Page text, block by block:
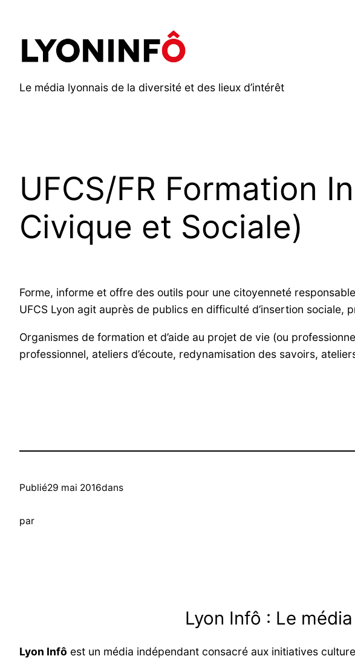
contenu
Le média lyonnais de la diversité et des lieux d’intérêt
UFCS/FR Formation
Civique et Sociale)
Forme, informe et offre des outils pour une citoyenneté
UFCS Lyon agit auprès de publics en difficulté d’insertion sociale,
Organismes de formation et d’aide au projet de vie (ou
professionnel, ateliers d’écoute, redynamisation des savoirs,
Publié29 mai 2016dans
par
Lyon Infô : Le
Lyon Infô est un média indépendant consacré aux initiatives